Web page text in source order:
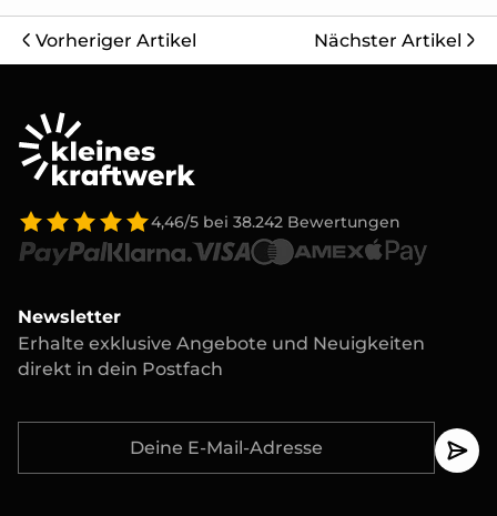
Vorheriger Artikel Nächster Artikel
4,46/5 bei 38.242 Bewertungen
Newsletter
Erhalte exklusive Angebote und Neuigkeiten
direkt in dein Postfach